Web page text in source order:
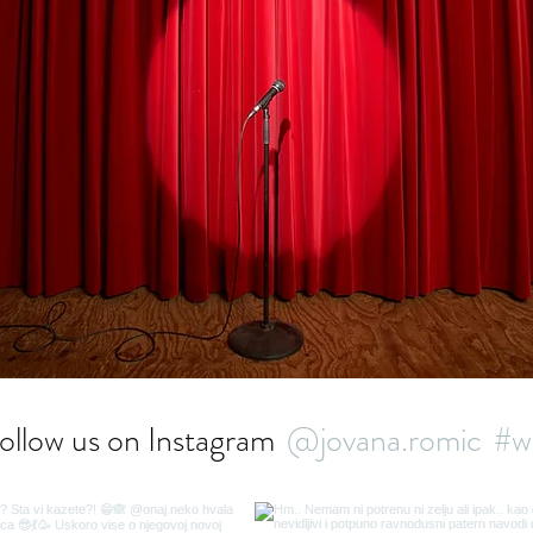
us on Instagram @jovana.romic